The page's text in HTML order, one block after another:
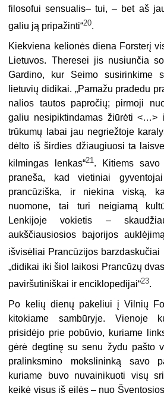
filosofui sensualis– tui, – bet aš
galiu ją pripažinti“20.
Kiekviena kelionės diena Forsterį
Lietuvos. Theresei jis nusiunčia
Gardino, kur Seimo susirinkime
lietuvių didikai. „Pamažu pradedu
nalios tautos papročių; pirmoji
galiu nesipiktindamas žiūrėti <…>
trūkumų labai jau negriežtoje
dėlto iš širdies džiaugiuosi ta
kilmin­gas lenkas“21. Kitiems savo
praneša, kad vietiniai
prancūziška, ir niekina viską,
nuomone, tai turi neigiamą
Lenkijoje vokietis –
aukščiausiosios bajorijos
išvisėliai Prancūzijos barzdaskučiai
„didikai iki šiol laikosi Prancūzų
paviršutiniškai ir enciklopedijai“23.
Po kelių dienų pakeliui į Vilnių
kitokiame sambūryje. Vienoje
prisidėjo prie pobūvio, kuriame
gėrė degtinę su senu žydu pašto
pralinksmino mokslininką savo
kuriame buvo nuvainikuoti visų
keikė visus iš eilės – nuo